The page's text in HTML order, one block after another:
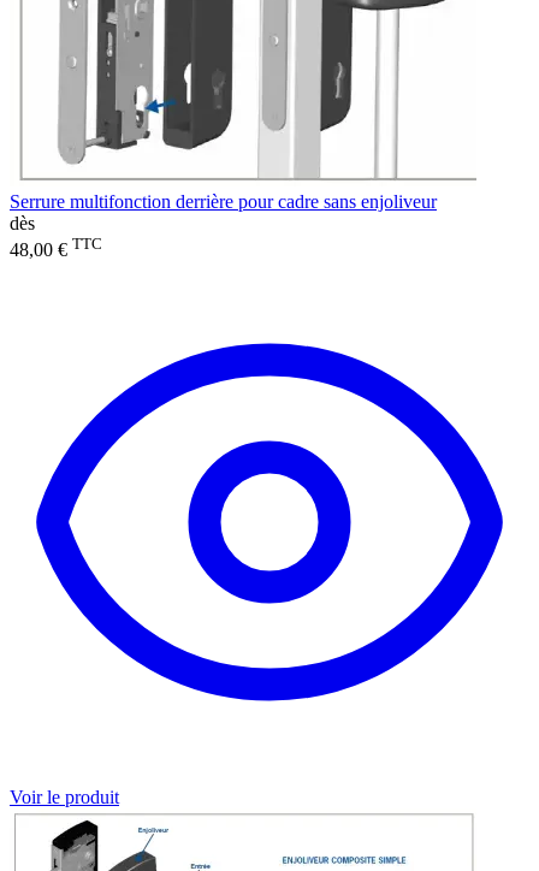
Serrure multifonction derrière pour cadre sans enjoliveur
dès
48,00 € TTC
Voir le produit